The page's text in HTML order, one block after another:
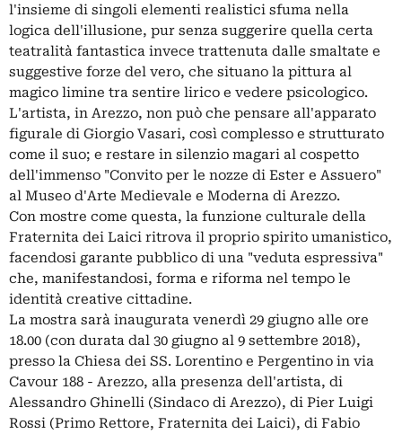
l'insieme di singoli elementi realistici sfuma nella
logica dell'illusione, pur senza suggerire quella certa
teatralità fantastica invece trattenuta dalle smaltate e
suggestive forze del vero, che situano la pittura al
magico limine tra sentire lirico e vedere psicologico.
L'artista, in Arezzo, non può che pensare all'apparato
figurale di Giorgio Vasari, così complesso e strutturato
come il suo; e restare in silenzio magari al cospetto
dell'immenso "Convito per le nozze di Ester e Assuero"
al Museo d'Arte Medievale e Moderna di Arezzo.
Con mostre come questa, la funzione culturale della
Fraternita dei Laici ritrova il proprio spirito umanistico,
facendosi garante pubblico di una "veduta espressiva"
che, manifestandosi, forma e riforma nel tempo le
identità creative cittadine.
La mostra sarà inaugurata venerdì 29 giugno alle ore
18.00 (con durata dal 30 giugno al 9 settembre 2018),
presso la Chiesa dei SS. Lorentino e Pergentino in via
Cavour 188 - Arezzo, alla presenza dell'artista, di
Alessandro Ghinelli (Sindaco di Arezzo), di Pier Luigi
Rossi (Primo Rettore, Fraternita dei Laici), di Fabio